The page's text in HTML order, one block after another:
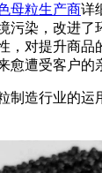
母粒生产商详
污染，改进了
，对提升商品
愈遭受客户的
制造行业的运